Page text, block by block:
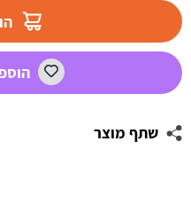
עצמי
ג
שתף מוצר